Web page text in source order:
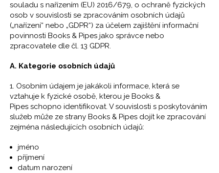
souladu s nařízením (EU) 2016/679, o ochraně fyzických
osob v souvislosti se zpracováním osobních údajů
(„nařízení“ nebo „GDPR“) za účelem zajištění informační
povinnosti Books & Pipes jako správce nebo
zpracovatele dle čl. 13 GDPR.
A. Kategorie osobních údajů
1. Osobním údajem je jakákoli informace, která se
vztahuje k fyzické osobě, kterou je Books &
Pipes schopno identifikovat. V souvislosti s poskytováním
služeb může ze strany Books & Pipes dojít ke zpracování
zejména následujících osobních údajů:
jméno
příjmení
datum narození